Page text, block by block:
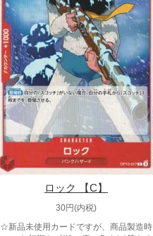
ロック 【C】
30円(内税)
☆新品未使用カードですが、商品製造時